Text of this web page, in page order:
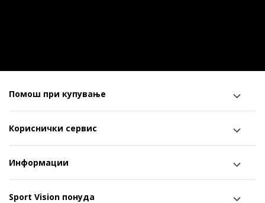
Помош при купување
Кориснички сервис
Информации
Sport Vision понуда